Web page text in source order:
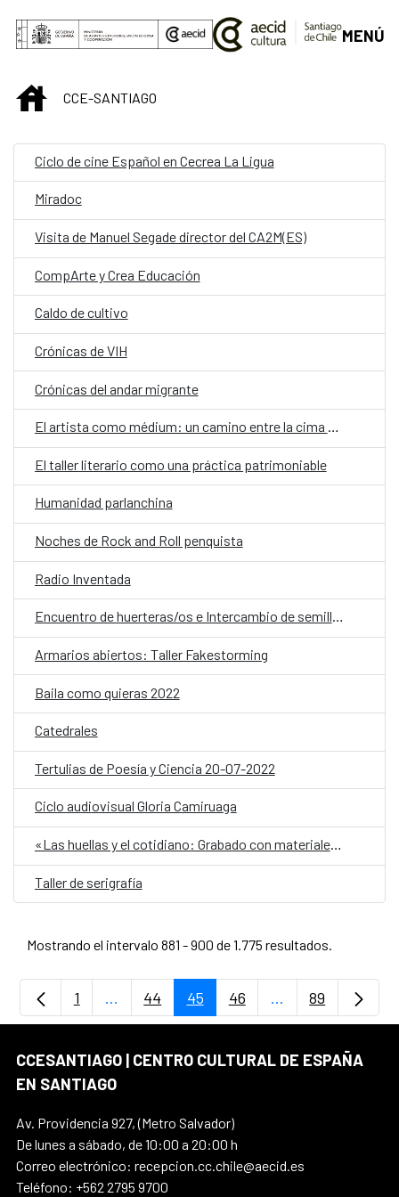
Saltar al contenido principal
MENÚ
INICIOCCE-SANTIAGO
Ciclo de cine Español en Cecrea La Ligua
Miradoc
Visita de Manuel Segade director del CA2M(ES)
CompArte y Crea Educación
Caldo de cultivo
Crónicas de VIH
Crónicas del andar migrante
El artista como médium: un camino entre la cima y el abismo
El taller literario como una práctica patrimoniable
Humanidad parlanchina
Noches de Rock and Roll penquista
Radio Inventada
Encuentro de huerteras/os e Intercambio de semillas
Armarios abiertos: Taller Fakestorming
Baila como quieras 2022
Catedrales
Tertulias de Poesía y Ciencia 20-07-2022
Ciclo audiovisual Gloria Camiruaga
«Las huellas y el cotidiano: Grabado con materiales reciclados»
Taller de serigrafía
Mostrando el intervalo 881 - 900 de 1.775 resultados.
Página
1 ...Páginas intermedias Use TAB para
Página
44 Página
45 Página
46 ...PáginasPágina
89
CCESANTIAGO | CENTRO CULTURAL DE ESPAÑA
EN SANTIAGO
Av. Providencia 927, (Metro Salvador)
De lunes a sábado, de 10:00 a 20:00 h
Correo electrónico: recepcion.cc.chile@aecid.es
Teléfono: +562 2795 9700